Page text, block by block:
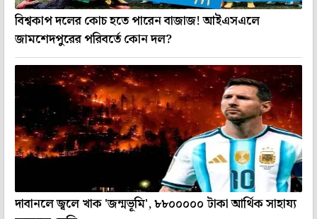
বিশ্বকাপ দলের কোচ হতে পারেন বাজাজ! আইএসএলে
জামশেদপুরের পরিবর্তে কোন দল?
দাবানলে জ্বলে খাক 'জন্মভূমি', ৮৮০০০০০ টাকা আর্থিক সাহায্য